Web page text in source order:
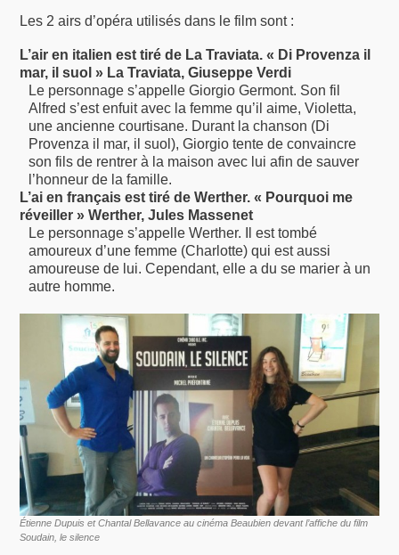
Les 2 airs d’opéra utilisés dans le film sont :
L’air en italien est tiré de La Traviata. « Di Provenza il
mar, il suol » La Traviata, Giuseppe Verdi
Le personnage s’appelle Giorgio Germont. Son fil
Alfred s’est enfuit avec la femme qu’il aime, Violetta,
une ancienne courtisane. Durant la chanson (Di
Provenza il mar, il suol), Giorgio tente de convaincre
son fils de rentrer à la maison avec lui afin de sauver
l’honneur de la famille.
L’ai en français est tiré de Werther. « Pourquoi me
réveiller » Werther, Jules Massenet
Le personnage s’appelle Werther. Il est tombé
amoureux d’une femme (Charlotte) qui est aussi
amoureuse de lui. Cependant, elle a du se marier à un
autre homme.
Étienne Dupuis et Chantal Bellavance au cinéma Beaubien devant l’affiche du film
Soudain, le silence